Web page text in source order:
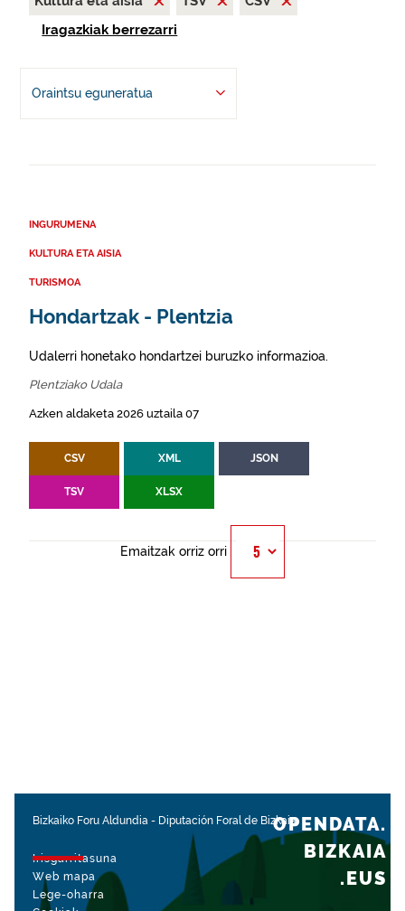
Iragazkiak berrezarri
Oraintsu eguneratua
INGURUMENA
KULTURA ETA AISIA
TURISMOA
Hondartzak - Plentzia
Udalerri honetako hondartzei buruzko informazioa.
Plentziako Udala
Azken aldaketa 2026 uztaila 07
CSV XML JSON
TSV XLSX
Emaitzak orriz orri
Bizkaiko Foru Aldundia - Diputación Foral de Bizkaia
Irisgarritasuna
Web mapa
Lege-oharra
OPENDATA.
BIZKAIA
.EUS